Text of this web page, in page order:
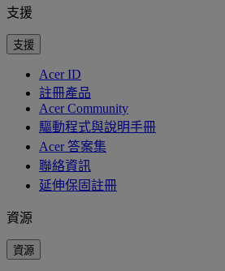
支援
支援
Acer ID
註冊產品
Acer Community
驅動程式與說明手冊
Acer 答案集
聯絡資訊
延伸保固註冊
資源
資源